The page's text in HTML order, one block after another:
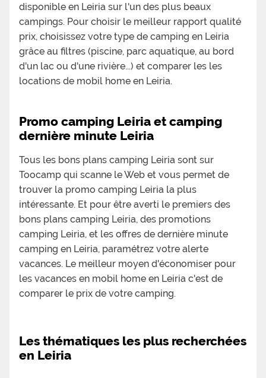
disponible en Leiria sur l'un des plus beaux
campings. Pour choisir le meilleur rapport qualité
prix, choisissez votre type de camping en Leiria
grâce au filtres (piscine, parc aquatique, au bord
d'un lac ou d'une rivière...) et comparer les les
locations de mobil home en Leiria.
Promo camping Leiria et camping
dernière minute Leiria
Tous les bons plans camping Leiria sont sur
Toocamp qui scanne le Web et vous permet de
trouver la promo camping Leiria la plus
intéressante. Et pour être averti le premiers des
bons plans camping Leiria, des promotions
camping Leiria, et les offres de dernière minute
camping en Leiria, paramétrez votre alerte
vacances. Le meilleur moyen d'économiser pour
les vacances en mobil home en Leiria c'est de
comparer le prix de votre camping.
Les thématiques les plus recherchées
en Leiria